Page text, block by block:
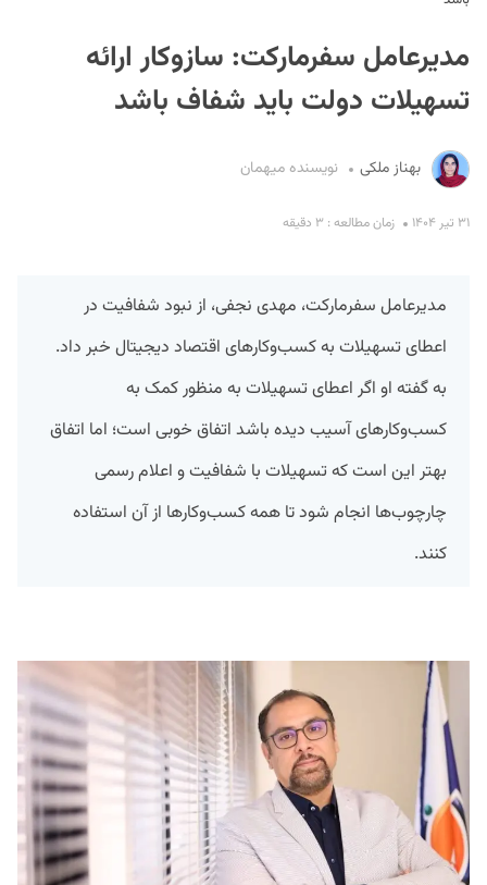
مدیرعامل سفرمارکت: سازوکار ارائه
تسهیلات دولت باید شفاف باشد
بهناز ملکی نویسنده میهمان
۳۱ تیر ۱۴۰۴ زمان مطالعه : ۳ دقیقه
مدیرعامل سفرمارکت، مهدی نجفی، از نبود شفافیت در
اعطای تسهیلات به کسب‌وکارهای اقتصاد دیجیتال خبر داد.
به گفته او اگر اعطای تسهیلات به منظور کمک به
کسب‌وکارهای آسیب دیده باشد اتفاق خوبی است؛ اما اتفاق
بهتر این است که تسهیلات با شفافیت و اعلام رسمی
چارچوب‌ها انجام شود تا همه کسب‌وکارها از آن استفاده
کنند.